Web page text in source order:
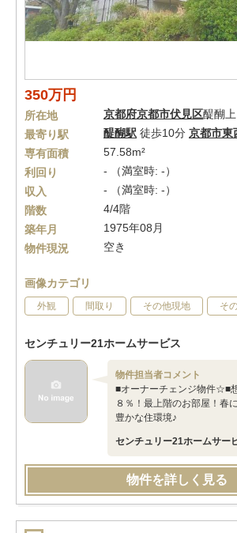
350万円
所在地 京都府京都市伏見区醍醐
最寄り駅
醍醐駅 徒歩10分 京都市東
専有面積
57.58m²
利回り
- （満室時: -）
収入
- （満室時: -）
階数
4/4階
築年月
1975年08月
物件現況
空き
画像カテゴリ
外観 間取り その他現地 そ
センチュリー21ホームサービス
物件担当者コメント
■オーナーチェンジ物件☆■
８％！最上階のお部屋！春
豊かな住環境♪
センチュリー21ホームサー
物件を詳しく見る